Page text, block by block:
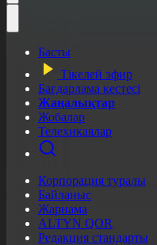
Басты
Тікелей эфир
Бағдарлама кестесі
Жаңалықтар
Жобалар
Телехикаялар
Корпорация туралы
Байланыс
Жарнама
ALTYN QOR
Редакция стандарты